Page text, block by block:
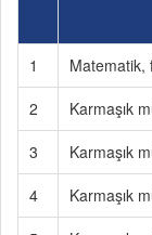
1
Matematik,
2
Karmaşık
3
Karmaşık
4
Karmaşık